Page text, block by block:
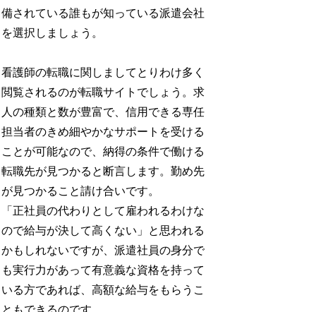
備されている誰もが知っている派遣会社
を選択しましょう。
看護師の転職に関しましてとりわけ多く
閲覧されるのが転職サイトでしょう。求
人の種類と数が豊富で、信用できる専任
担当者のきめ細やかなサポートを受ける
ことが可能なので、納得の条件で働ける
転職先が見つかると断言します。勤め先
が見つかること請け合いです。
「正社員の代わりとして雇われるわけな
ので給与が決して高くない」と思われる
かもしれないですが、派遣社員の身分で
も実行力があって有意義な資格を持って
いる方であれば、高額な給与をもらうこ